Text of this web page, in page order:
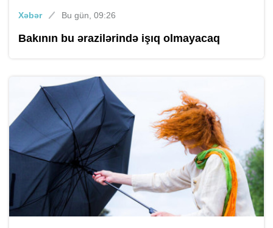
Xəbər Bu gün, 09:26
Bakının bu ərazilərində işıq olmayacaq